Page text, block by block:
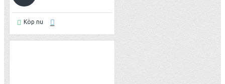
Köp nu